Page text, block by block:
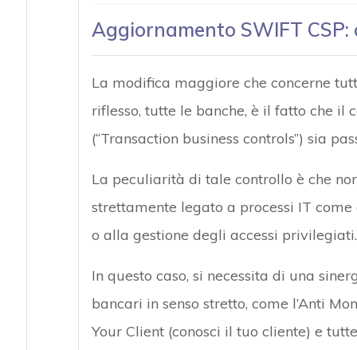
Aggiornamento SWIFT
La modifica maggiore che concerne
riflesso, tutte le banche, è il fatto che il
(“Transaction business controls”) sia
La peculiarità di tale controllo è che
strettamente legato a processi IT
o alla gestione degli accessi privilegiati.
In questo caso, si necessita di una
bancari in senso stretto, come l’Anti
Your Client (conosci il tuo cliente) e